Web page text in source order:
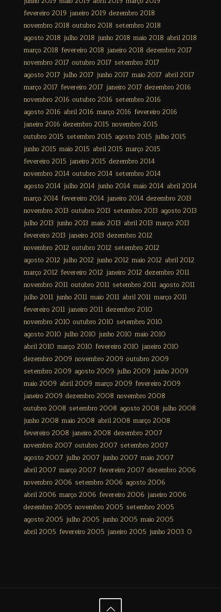
fevereiro 2019 janeiro 2019 dezembro 2018
novembro 2018 outubro 2018 setembro 2018
agosto 2018 julho 2018 junho 2018 maio 2018 abril 2018
março 2018 fevereiro 2018 janeiro 2018 dezembro 2017
novembro 2017 outubro 2017 setembro 2017
agosto 2017 julho 2017 junho 2017 maio 2017 abril 2017
março 2017 fevereiro 2017 janeiro 2017 dezembro 2016
novembro 2016 outubro 2016 setembro 2016
agosto 2016 abril 2016 março 2016 fevereiro 2016
janeiro 2016 dezembro 2015 novembro 2015
outubro 2015 setembro 2015 agosto 2015 julho 2015
junho 2015 maio 2015 abril 2015 março 2015
fevereiro 2015 janeiro 2015 dezembro 2014
novembro 2014 outubro 2014 setembro 2014
agosto 2014 julho 2014 junho 2014 maio 2014 abril 2014
março 2014 fevereiro 2014 janeiro 2014 dezembro 2013
novembro 2013 outubro 2013 setembro 2013 agosto 2013
julho 2013 junho 2013 maio 2013 abril 2013 março 2013
fevereiro 2013 janeiro 2013 dezembro 2012
novembro 2012 outubro 2012 setembro 2012
agosto 2012 julho 2012 junho 2012 maio 2012 abril 2012
março 2012 fevereiro 2012 janeiro 2012 dezembro 2011
novembro 2011 outubro 2011 setembro 2011 agosto 2011
julho 2011 junho 2011 maio 2011 abril 2011 março 2011
fevereiro 2011 janeiro 2011 dezembro 2010
novembro 2010 outubro 2010 setembro 2010
agosto 2010 julho 2010 junho 2010 maio 2010
abril 2010 março 2010 fevereiro 2010 janeiro 2010
dezembro 2009 novembro 2009 outubro 2009
setembro 2009 agosto 2009 julho 2009 junho 2009
maio 2009 abril 2009 março 2009 fevereiro 2009
janeiro 2009 dezembro 2008 novembro 2008
outubro 2008 setembro 2008 agosto 2008 julho 2008
junho 2008 maio 2008 abril 2008 março 2008
fevereiro 2008 janeiro 2008 dezembro 2007
novembro 2007 outubro 2007 setembro 2007
agosto 2007 julho 2007 junho 2007 maio 2007
abril 2007 março 2007 fevereiro 2007 dezembro 2006
novembro 2006 setembro 2006 agosto 2006
abril 2006 março 2006 fevereiro 2006 janeiro 2006
dezembro 2005 novembro 2005 setembro 2005
agosto 2005 julho 2005 junho 2005 maio 2005
abril 2005 fevereiro 2005 janeiro 2005 junho 2003 0